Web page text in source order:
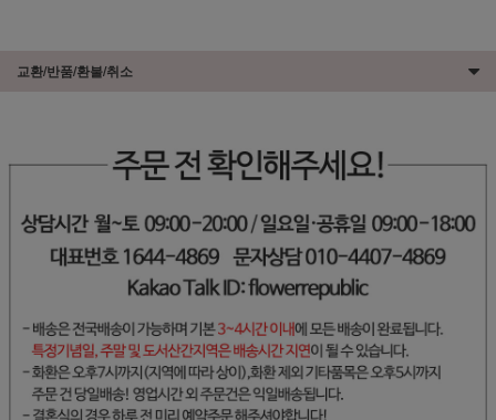
교환/반품/환불/취소